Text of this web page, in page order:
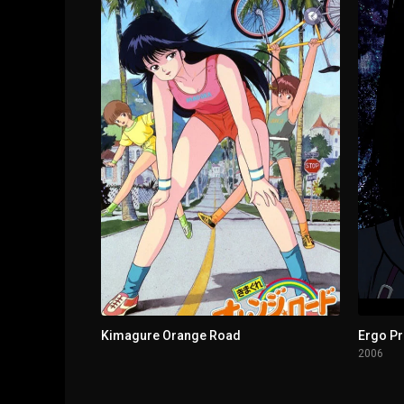
Episodio 11
1 - 12 El cuidador de la señorita
Kimagure Orange Road Ergo
2006